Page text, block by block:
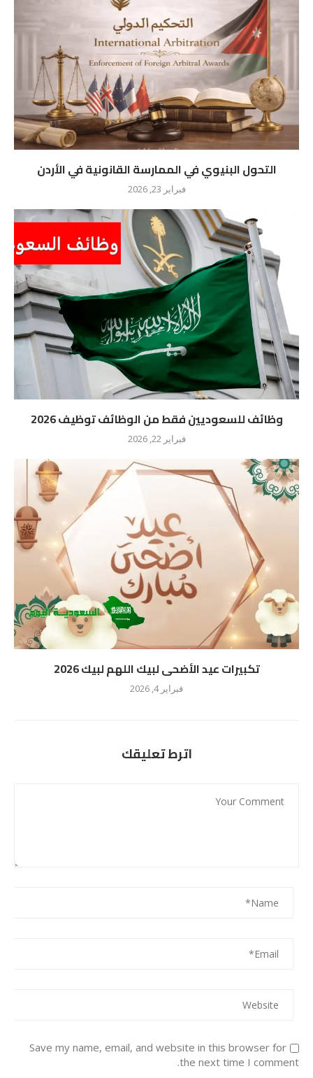
التحول البنيوي في الممارسة القانونية في الأردن
فبراير 23, 2026
وظائف للسعوديين فقط من الوظائف توظيف 2026
فبراير 22, 2026
تكبيرات عيد الأضحى لبيك اللهم لبيك 2026
فبراير 4, 2026
اترط تعليقك
Save my name, email, and website in this browser for
the next time I comment.